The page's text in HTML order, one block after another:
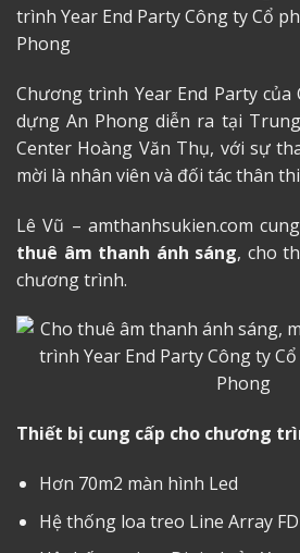
Chương trình Year End Party của
dựng An Phong diễn ra tại
Center Hoàng Văn Thụ, với sự
mời là nhân viên và đối tác thân
Lê Vũ – amthanhsukien.com
thuê âm thanh ánh sáng, cho
chương trình.
Thiết bị cung cấp cho chương
Hơn 70m2 màn hình Led
Hệ thống loa treo Line Array